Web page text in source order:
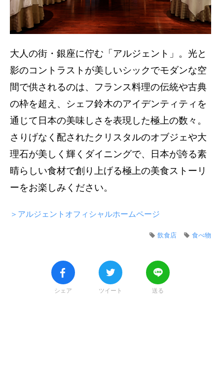
大人の街・銀座に佇む「アルジェント」。光と
影のコントラストが美しいシックでモダンな空
間で供されるのは、フランス料理の伝統や古典
の枠を超え、シェフ鈴木のアイデンティティを
通じて日本の美味しさを表現した極上の数々。
さりげなく配されたクリスタルのオブジェや大
理石が美しく輝くダイニングで、日本が誇る素
晴らしい食材で創り上げる極上の美食ストーリ
ーをお楽しみください。
＞アルジェントオフィシャルホームページ
食べ物
飲食店
シェア ツイート 送る